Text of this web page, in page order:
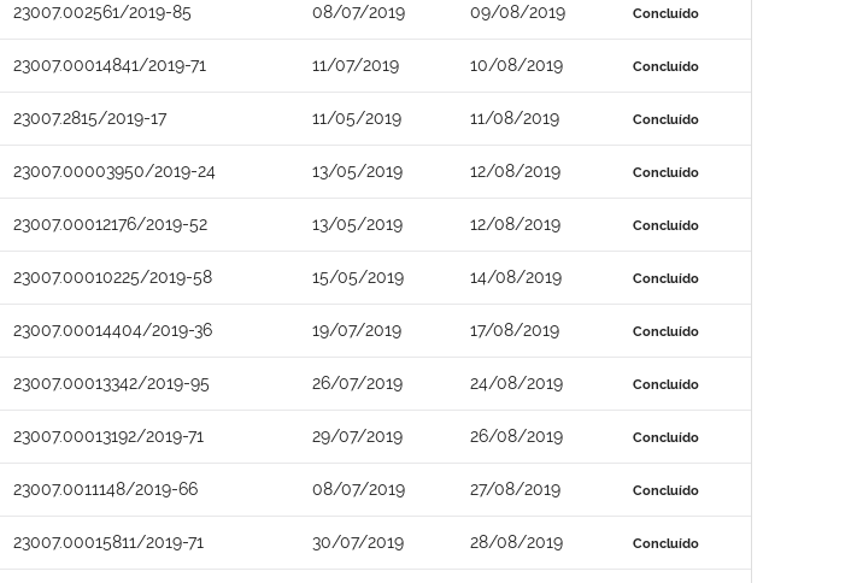
23007.002561/2019-85 08/07/2019 09/08/2019 Concluído
23007.00014841/2019-71 11/07/2019 10/08/2019 Concluído
23007.2815/2019-17 11/05/2019 11/08/2019 Concluído
23007.00003950/2019-24 13/05/2019 12/08/2019 Concluído
23007.00012176/2019-52 13/05/2019 12/08/2019 Concluído
23007.00010225/2019-58 15/05/2019 14/08/2019 Concluído
23007.00014404/2019-36 19/07/2019 17/08/2019 Concluído
23007.00013342/2019-95 26/07/2019 24/08/2019 Concluído
23007.00013192/2019-71 29/07/2019 26/08/2019 Concluído
23007.0011148/2019-66 08/07/2019 27/08/2019 Concluído
23007.00015811/2019-71 30/07/2019 28/08/2019 Concluído